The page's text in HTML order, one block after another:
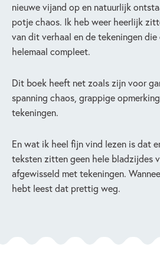
nieuwe vijand op en natuurlijk
potje chaos. Ik heb weer heerlijk
van dit verhaal en de tekeningen
helemaal compleet.
Dit boek heeft net zoals zijn voor
spanning chaos, grappige
tekeningen.
En wat ik heel fijn vind lezen is dat
teksten zitten geen hele bladzijdes
afgewisseld met tekeningen.
hebt leest dat prettig weg.